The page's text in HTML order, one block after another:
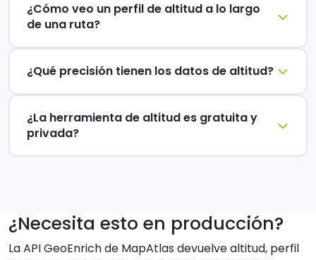
¿Cómo veo un perfil de altitud a lo largo
de una ruta?
¿Qué precisión tienen los datos de altitud?
¿La herramienta de altitud es gratuita y
privada?
¿Necesita esto en producción?
La API GeoEnrich de MapAtlas devuelve altitud, perfil